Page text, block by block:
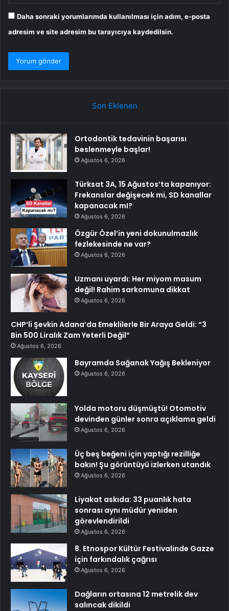
Daha sonraki yorumlarımda kullanılması için adım, e-posta
adresim ve site adresim bu tarayıcıya kaydedilsin.
Son Eklenen
Ortodontik tedavinin başarısı
beslenmeyle başlar!
Ağustos 6, 2026
Türksat 3A, 15 Ağustos’ta kapanıyor:
Frekanslar değişecek mi, SD kanallar
kapanacak mI?
Ağustos 6, 2026
Özgür Özel’in yeni dokunulmazlık
fezlekesinde ne var?
Ağustos 6, 2026
Uzmanı uyardı: Her miyom masum
değil! Rahim sarkomuna dikkat
Ağustos 6, 2026
CHP’li Şevkin Adana’da Emeklilerle Bir Araya Geldi: “3
Bin 500 Liralık Zam Yeterli Değil”
Ağustos 6, 2026
Bayramda Sağanak Yağış Bekleniyor
Ağustos 6, 2026
Yolda motoru düşmüştü! Otomotiv
devinden günler sonra açıklama geldi
Ağustos 6, 2026
Üç beş beğeni için yaptığı rezilliğe
bakın! Şu görüntüyü izlerken utandık
Ağustos 6, 2026
Liyakat askıda: 33 puanlık hata
sonrası aynı müdür yeniden
görevlendirildi
Ağustos 6, 2026
8. Etnospor Kültür Festivalinde Gazze
için farkındalık çağrısı
Ağustos 6, 2026
Dağların ortasına 12 metrelik dev
salıncak dikildi